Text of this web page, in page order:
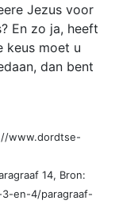
Jezus voor
En zo ja, heeft
keus moet u
dan bent
www.dordtse-
14, Bron:
en-4/paragraaf-